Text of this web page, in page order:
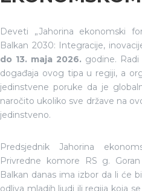
Deveti „Jahorina ekonomski
Balkan 2030: Integracije,
do 13. maja 2026. godine.
događaja ovog tipa u regiji, a
jedinstvene poruke da je
naročito ukoliko sve države na
jedinstveno.
Predsjednik Jahorina
Privredne komore RS g.
Balkan danas ima izbor da li će
odliva mladih ljudi ili regija koja